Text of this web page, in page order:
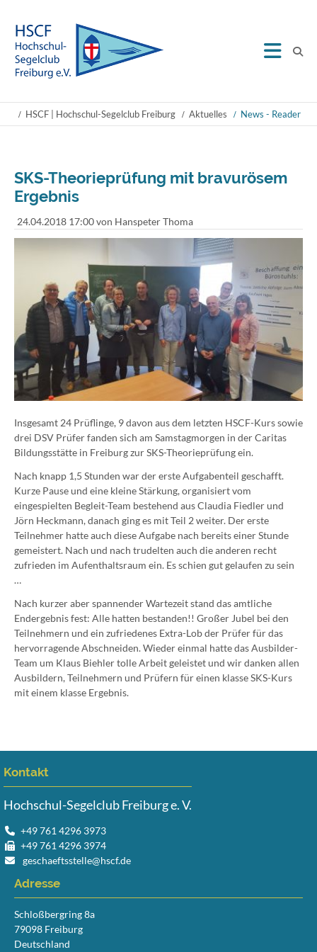
HSCF | Hochschul-Segelclub Freiburg Aktuelles News - Reader
SKS-Theorieprüfung mit bravurösem
Ergebnis
24.04.2018 17:00von Hanspeter Thoma
Insgesamt 24 Prüflinge, 9 davon aus dem letzten HSCF-Kurs sowie
drei DSV Prüfer fanden sich am Samstagmorgen in der Caritas
Bildungsstätte in Freiburg zur SKS-Theorieprüfung ein.
Nach knapp 1,5 Stunden war der erste Aufgabenteil geschafft.
Kurze Pause und eine kleine Stärkung, organisiert vom
eingespielten Begleit-Team bestehend aus Claudia Fiedler und
Jörn Heckmann, danach ging es mit Teil 2 weiter. Der erste
Teilnehmer hatte auch diese Aufgabe nach bereits einer Stunde
gemeistert. Nach und nach trudelten auch die anderen recht
zufrieden im Aufenthaltsraum ein. Es schien gut gelaufen zu sein
…
Nach kurzer aber spannender Wartezeit stand das amtliche
Endergebnis fest: Alle hatten bestanden!! Großer Jubel bei den
Teilnehmern und ein zufriedenes Extra-Lob der Prüfer für das
hervorragende Abschneiden. Wieder einmal hatte das Ausbilder-
Team um Klaus Biehler tolle Arbeit geleistet und wir danken allen
Ausbildern, Teilnehmern und Prüfern für einen klasse SKS-Kurs
mit einem klasse Ergebnis.
Kontakt
Hochschul-Segelclub Freiburg e. V.
+49 761 4296 3973
+49 761 4296 3974
geschaeftsstelle@hscf.de
Adresse
Schloßbergring 8a
79098 Freiburg
Deutschland